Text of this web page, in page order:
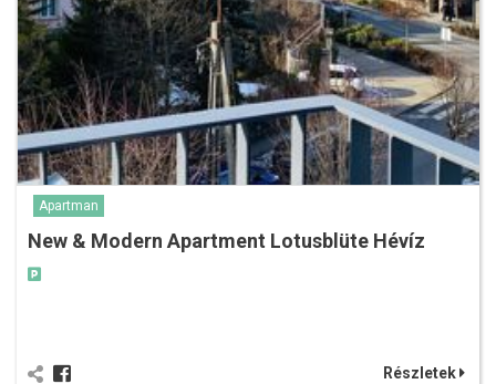
Apartman
New & Modern Apartment Lotusblüte Hévíz
Részletek